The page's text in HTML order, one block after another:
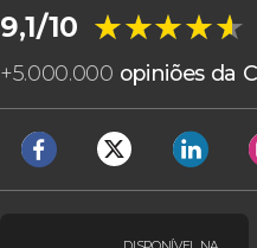
9,1/10 ★★★★★
★★★★★
+5.000.000 opiniões da